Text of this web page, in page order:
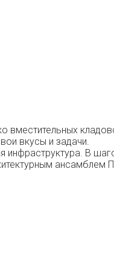
вместительных
вкусы и задачи.
В
ансамблем